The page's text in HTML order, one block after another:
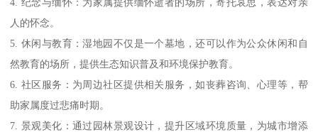
4. 纪念与缅怀：为家属提供缅怀逝者的场所，寄托哀思，表达对亲
人的怀念。
5. 休闲与教育：湿地园不仅是一个墓地，还可以作为公众休闲和自
然教育的场所，提供生态知识普及和环境保护教育。
6. 社区服务：为周边社区提供相关服务，如丧葬咨询、心理等，帮
助家属度过悲痛时期。
7. 景观美化：通过园林景观设计，提升区域环境质量，为城市增添